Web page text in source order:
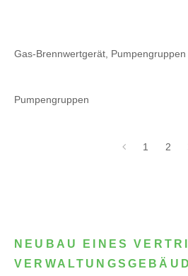
Gas-Brennwertgerät, Pumpengruppen
Pumpengruppen
1 2
NEUBAU EINES